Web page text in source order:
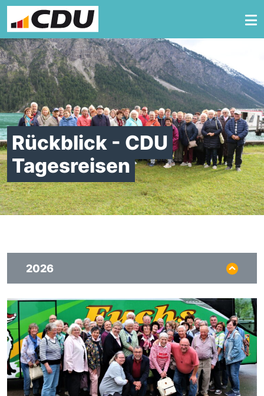
Zum Inhalt springen
Rückblick - CDU
Tagesreisen
2026